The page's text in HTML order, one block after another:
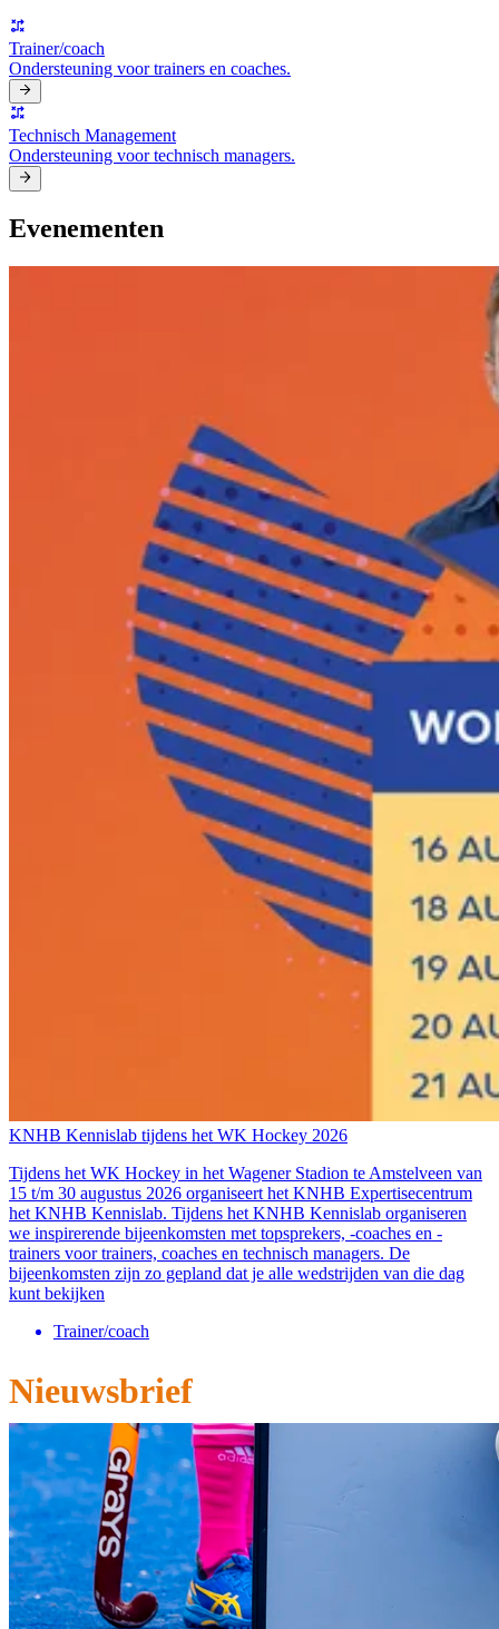
Trainer/coach
Ondersteuning voor trainers en coaches.
Technisch Management
Ondersteuning voor technisch managers.
Evenementen
KNHB Kennislab tijdens het WK Hockey 2026
Tijdens het WK Hockey in het Wagener Stadion te Amstelveen van
15 t/m 30 augustus 2026 organiseert het KNHB Expertisecentrum
het KNHB Kennislab. Tijdens het KNHB Kennislab organiseren
we inspirerende bijeenkomsten met topsprekers, -coaches en -
trainers voor trainers, coaches en technisch managers. De
bijeenkomsten zijn zo gepland dat je ​alle wedstrijden van die dag
kunt bekijken
Trainer/coach
Nieuwsbrief